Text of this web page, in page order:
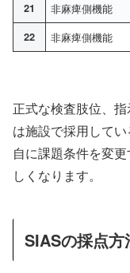
21 非麻痺側機能
22 非麻痺側機能
正式な検査肢位、
は施設で採用して
自に課題条件を変
しくなります。
SIASの採点